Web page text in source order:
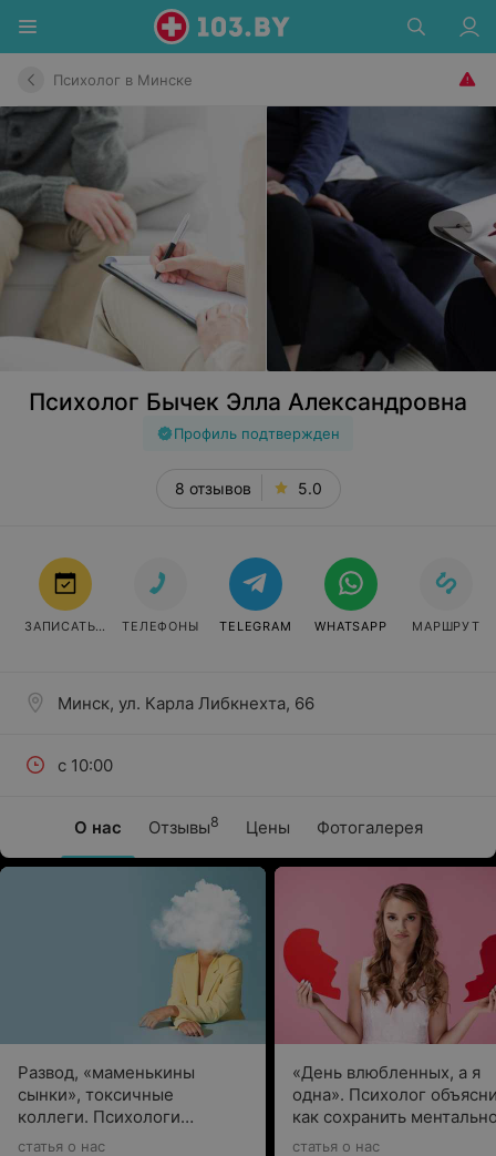
Психолог в Минске
Психолог Бычек Элла Александровна
Профиль подтвержден
8 отзывов 5.0
О нас Отзывы8 Цены Фотогалерея
Минск, ул. Карла Либкнехта, 66
с 10:00
ЗАПИСАТЬСЯ ТЕЛЕФОНЫ TELEGRAM WHATSAPP МАРШРУТ
Развод, «маменькины
сынки», токсичные
коллеги. Психологи
разобрали анонимные
статья о нас
«День влюбленных, а я
одна». Психолог
как сохранить
здоровье, если сложно
статья о нас